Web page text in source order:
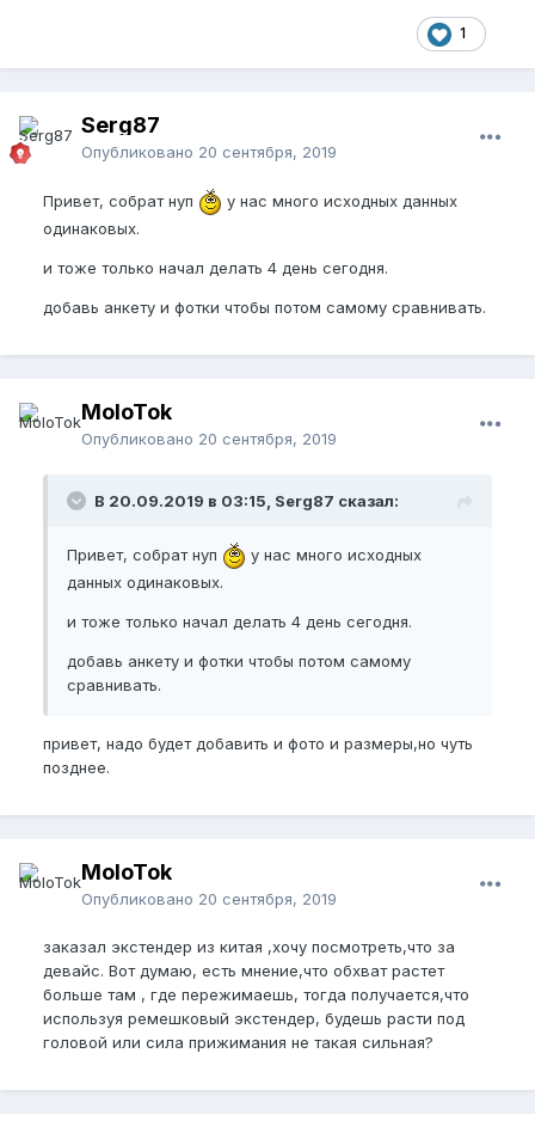
1
Serg87
Опубликовано 20 сентября, 2019
Привет, собрат нуп
у нас много исходных данных
одинаковых.
и тоже только начал делать 4 день сегодня.
добавь анкету и фотки чтобы потом самому сравнивать.
MoloTok
Опубликовано 20 сентября, 2019
В 20.09.2019 в 03:15, Serg87 сказал:
Привет, собрат нуп
у нас много исходных
данных одинаковых.
и тоже только начал делать 4 день сегодня.
добавь анкету и фотки чтобы потом самому
сравнивать.
привет, надо будет добавить и фото и размеры,но чуть
позднее.
MoloTok
Опубликовано 20 сентября, 2019
заказал экстендер из китая ,хочу посмотреть,что за
девайс. Вот думаю, есть мнение,что обхват растет
больше там , где пережимаешь, тогда получается,что
используя ремешковый экстендер, будешь расти под
головой или сила прижимания не такая сильная?